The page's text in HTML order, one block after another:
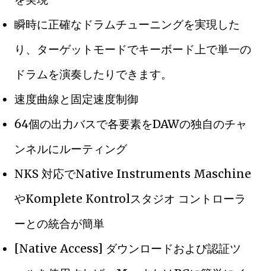
瞬時に正確なドラムチューニングを実現した
り、ターゲットモードでキーボード上で単一の
ドラムを演奏したりできます。
速度曲線と固定速度制御
64個の出力バスで各要素をDAWの独自のチャ
ンネルにルーティング
NKS 対応でNative Instruments Maschine
やKomplete Kontrolスタジオ コントローラ
ーとの統合が簡単
[Native Access] ダウンロードおよび認証ツ